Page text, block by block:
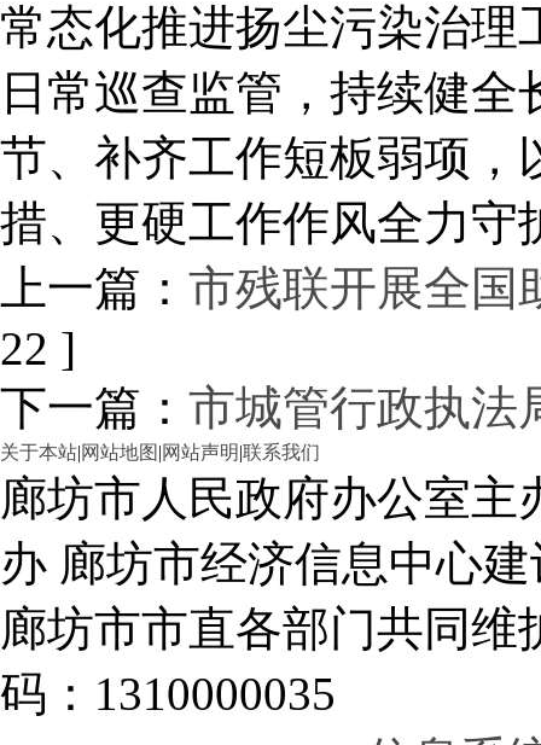
常态化推进扬尘污染治理
日常巡查监管，持续健
节、补齐工作短板弱项，
措、更硬工作作风全力守
上一篇： 市残联开展全国
22 ]
下一篇： 市城管行政执法
关于本站|网站地图 |网站声明|联系我们
廊坊市人民政府办公室
办 廊坊市经济信息中心建
廊坊市市直各部门共同
码：1310000035